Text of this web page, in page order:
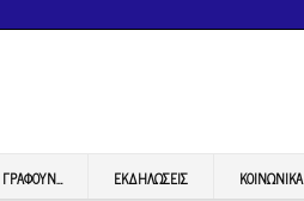
ΓΡΆΦΟΥΝ… ΕΚΔΗΛΏΣΕΙΣ ΚΟΙΝΩΝΙΚΆ